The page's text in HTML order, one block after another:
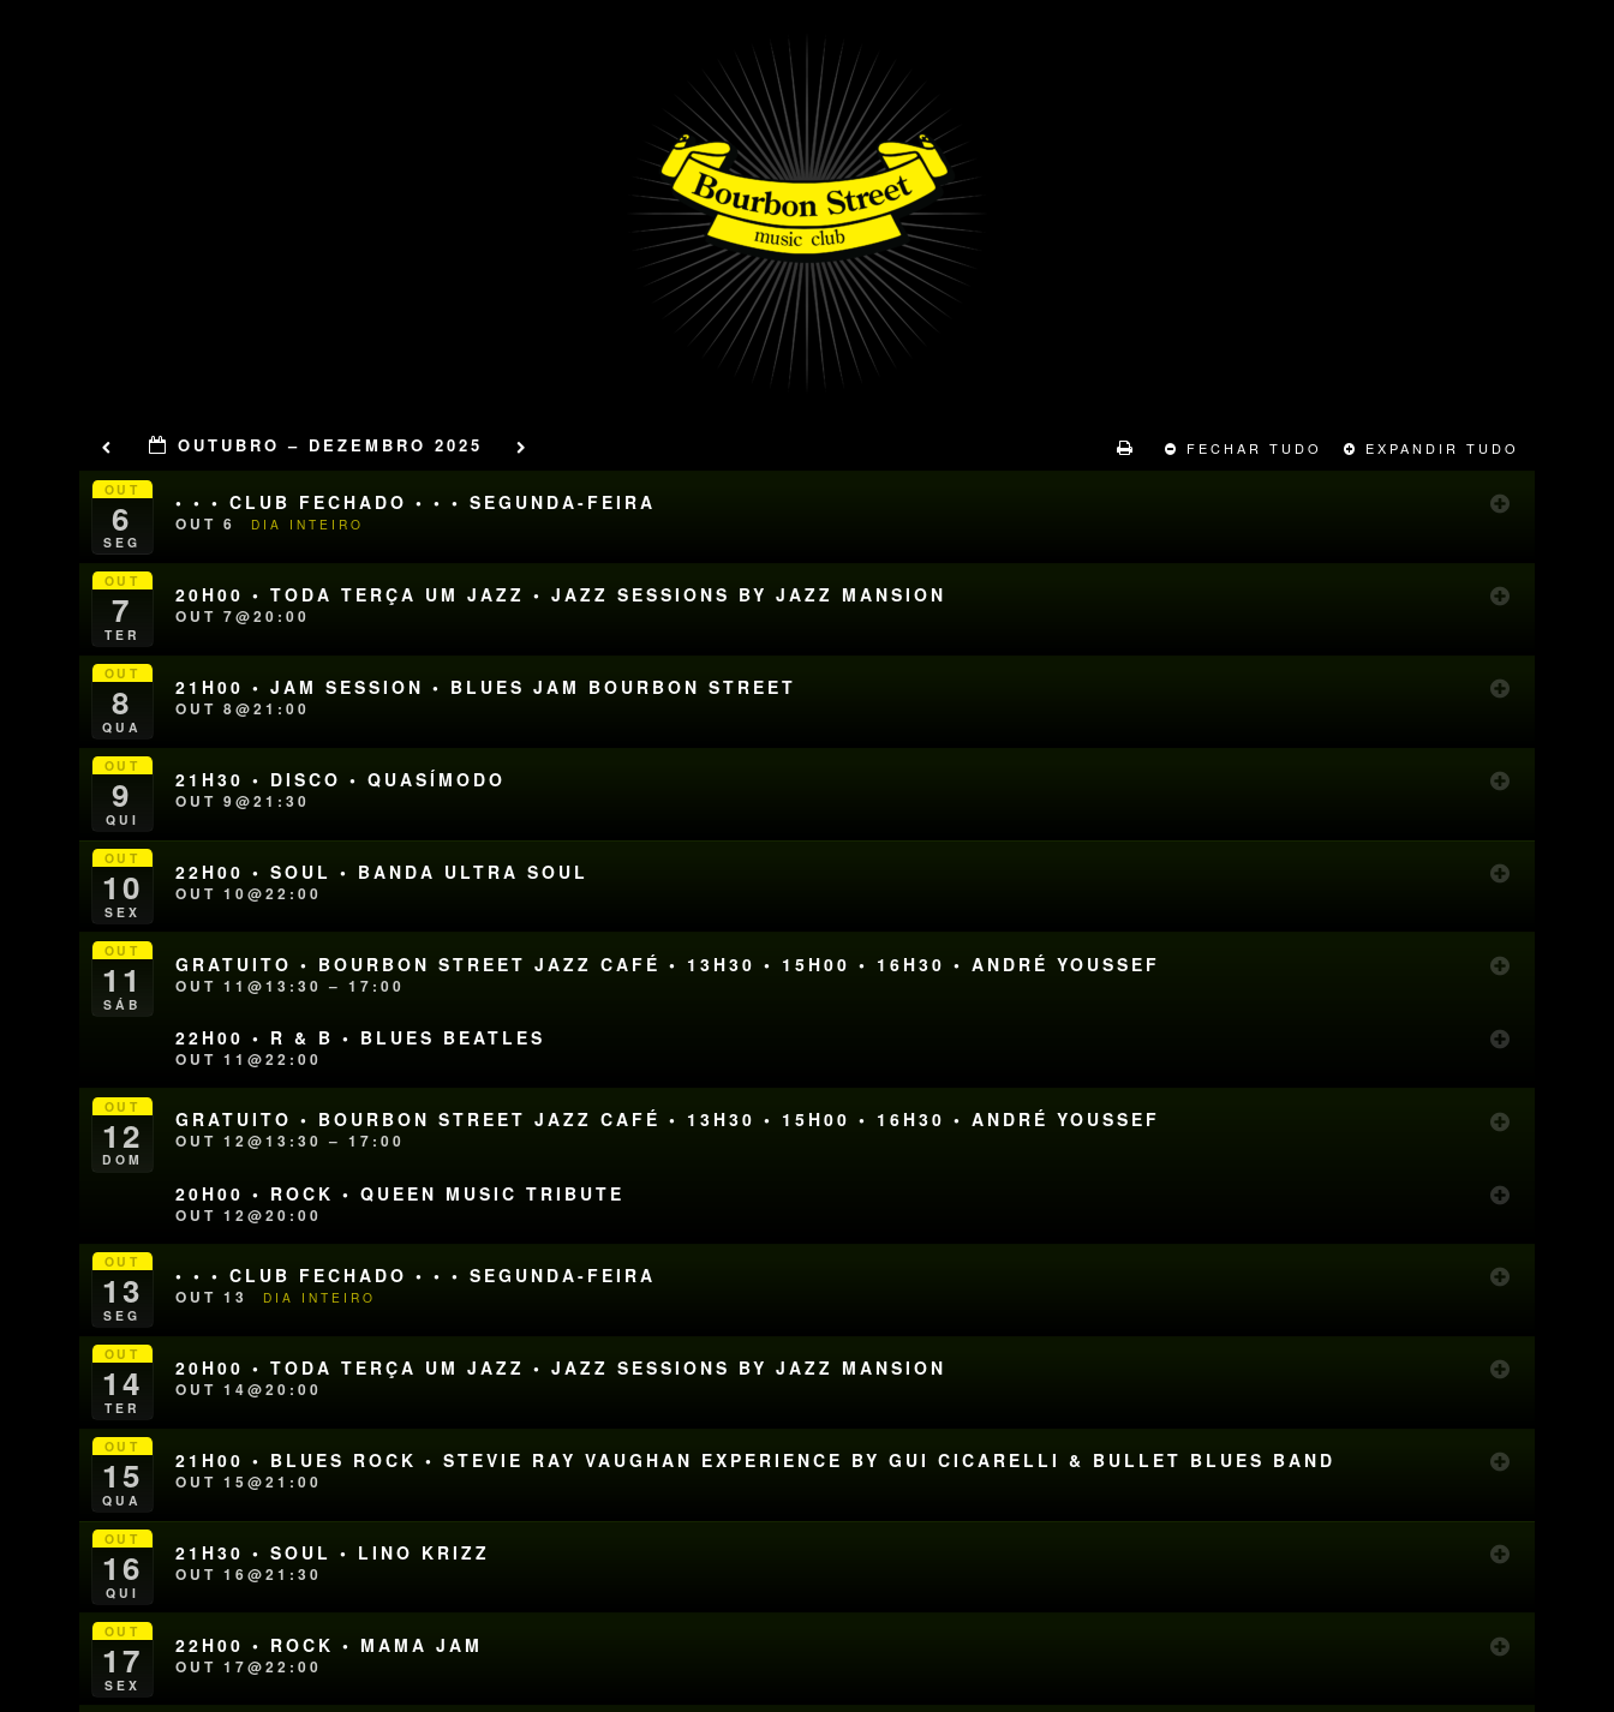
OUTUBRO – DEZEMBRO 2025 FECHAR TUDO EXPANDIR TUDO
OUT
6
SEG
• • • CLUB FECHADO • • • SEGUNDA-FEIRA
OUT 6 DIA INTEIRO
OUT
7
TER
20H00 • TODA TERÇA UM JAZZ • JAZZ SESSIONS BY JAZZ MANSION
OUT 7@20:00
OUT
8
QUA
21H00 • JAM SESSION • BLUES JAM BOURBON STREET
OUT 8@21:00
OUT
9
QUI
21H30 • DISCO • QUASÍMODO
OUT 9@21:30
OUT
10
SEX
22H00 • SOUL • BANDA ULTRA SOUL
OUT 10@22:00
OUT
11
SÁB
GRATUITO • BOURBON STREET JAZZ CAFÉ • 13H30 • 15H00 • 16H30 • ANDRÉ YOUSSEF
OUT 11@13:30 – 17:00
22H00 • R & B • BLUES BEATLES
OUT 11@22:00
OUT
12
DOM
GRATUITO • BOURBON STREET JAZZ CAFÉ • 13H30 • 15H00 • 16H30 • ANDRÉ YOUSSEF
OUT 12@13:30 – 17:00
20H00 • ROCK • QUEEN MUSIC TRIBUTE
OUT 12@20:00
OUT
13
SEG
• • • CLUB FECHADO • • • SEGUNDA-FEIRA
OUT 13 DIA INTEIRO
OUT
14
TER
20H00 • TODA TERÇA UM JAZZ • JAZZ SESSIONS BY JAZZ MANSION
OUT 14@20:00
OUT
15
QUA
21H00 • BLUES ROCK • STEVIE RAY VAUGHAN EXPERIENCE BY GUI CICARELLI & BULLET BLUES BAND
OUT 15@21:00
OUT
16
QUI
21H30 • SOUL • LINO KRIZZ
OUT 16@21:30
OUT
17
SEX
22H00 • ROCK • MAMA JAM
OUT 17@22:00